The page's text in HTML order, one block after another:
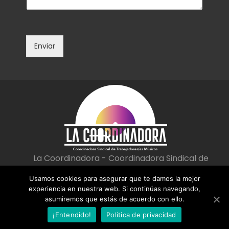
r
n
i
o
Enviar
La Coordinadora - Coordinadora Sindical de
Aviso Legal| Política de privacidad | Política de cookies
Usamos cookies para asegurar que te damos la mejor
experiencia en nuestra web. Si continúas navegando,
asumiremos que estás de acuerdo con ello.
¡Entendido!
Política de privacidad